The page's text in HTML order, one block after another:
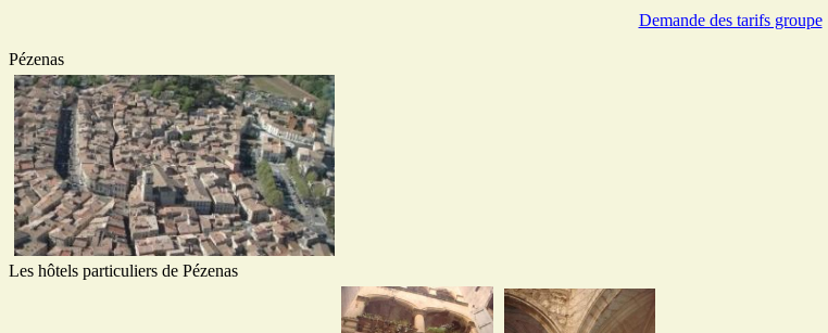
Demande des tarifs groupe
Pézenas
Les hôtels particuliers de Pézenas